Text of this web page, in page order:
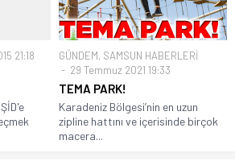
21:18 GÜNDEM, SAMSUN HABERLERİ
29 Temmuz 2021 19:33
TEMA PARK!
Karadeniz Bölgesi’nin en uzun
zipline hattını ve içerisinde birçok
macera...